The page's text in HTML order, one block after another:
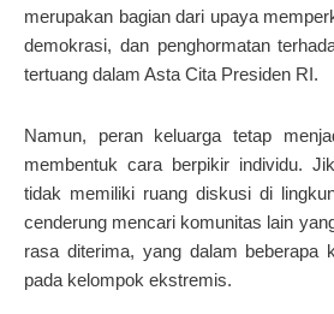
merupakan bagian dari upaya
demokrasi, dan penghormatan
tertuang dalam Asta Cita Presiden RI.
Namun, peran keluarga tetap
membentuk cara berpikir individu.
tidak memiliki ruang diskusi di
cenderung mencari komunitas lain
rasa diterima, yang dalam beberapa
pada kelompok ekstremis.